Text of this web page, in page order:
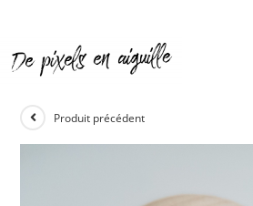
content
Produit précédent